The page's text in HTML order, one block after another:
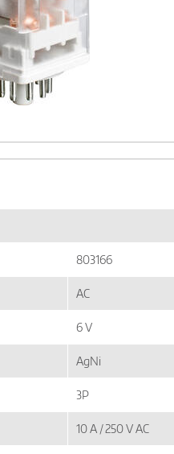
803166
AC
6 V
AgNi
3P
10 A / 250 V AC